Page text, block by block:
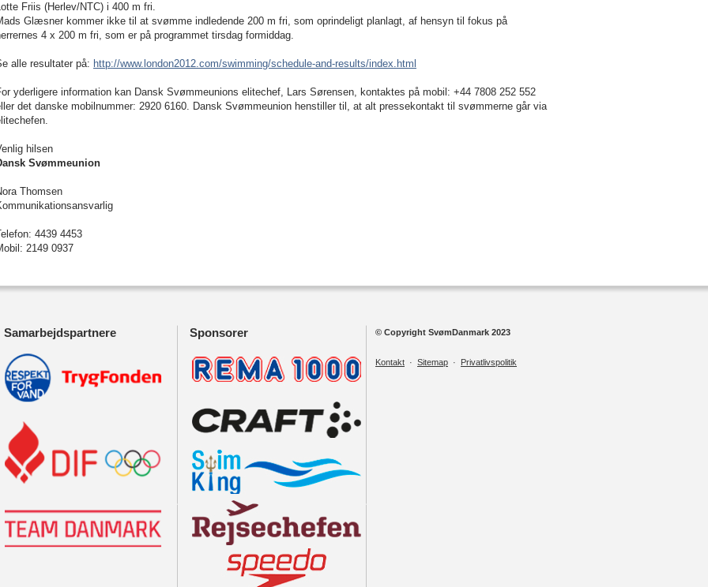
Friis (Herlev/NTC) i 400 m fri.
Glæsner kommer ikke til at svømme indledende 200 m fri, som oprindeligt planlagt, af hensyn til fokus på
4 x 200 m fri, som er på programmet tirsdag formiddag.
alle resultater på: http://www.london2012.com/swimming/schedule-and-results/index.html
yderligere information kan Dansk Svømmeunions elitechef, Lars Sørensen, kontaktes på mobil: +44 7808 252 552
det danske mobilnummer: 2920 6160. Dansk Svømmeunion henstiller til, at alt pressekontakt til svømmerne går via
hilsen
Svømmeunion
Thomsen
4439 4453
2149 0937
Samarbejdspartnere Sponsorer © Copyright SvømDanmark 2023
Kontakt · Sitemap · Privatlivspolitik